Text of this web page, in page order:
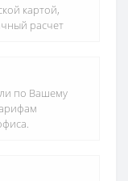
картой,
расчет
по Вашему